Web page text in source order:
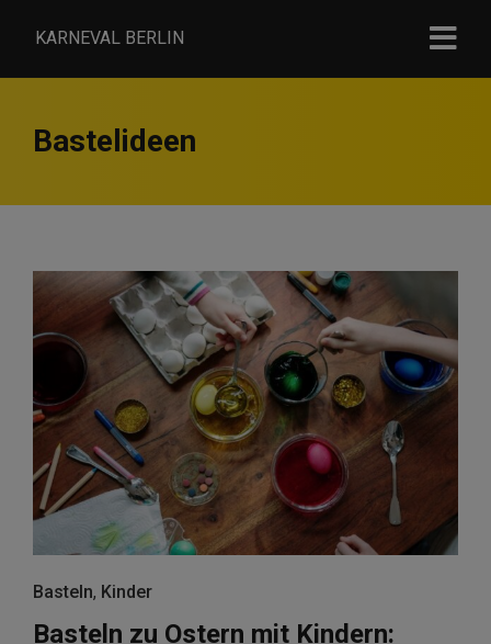
KARNEVAL BERLIN
Bastelideen
Basteln, Kinder
Basteln zu Ostern mit Kindern: